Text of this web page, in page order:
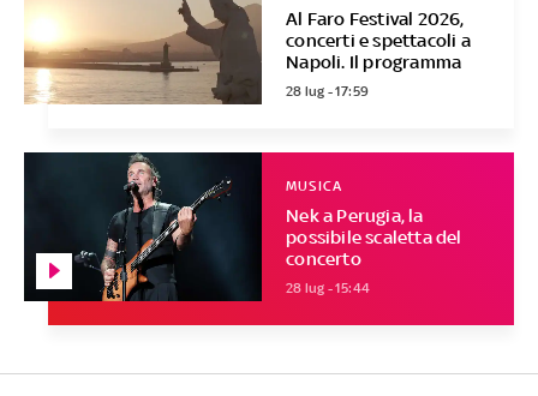
Al Faro Festival 2026,
concerti e spettacoli a
Napoli. Il programma
28 lug - 17:59
Nek a Perugia, la
possibile scaletta del
concerto
MUSICA
28 lug - 15:44